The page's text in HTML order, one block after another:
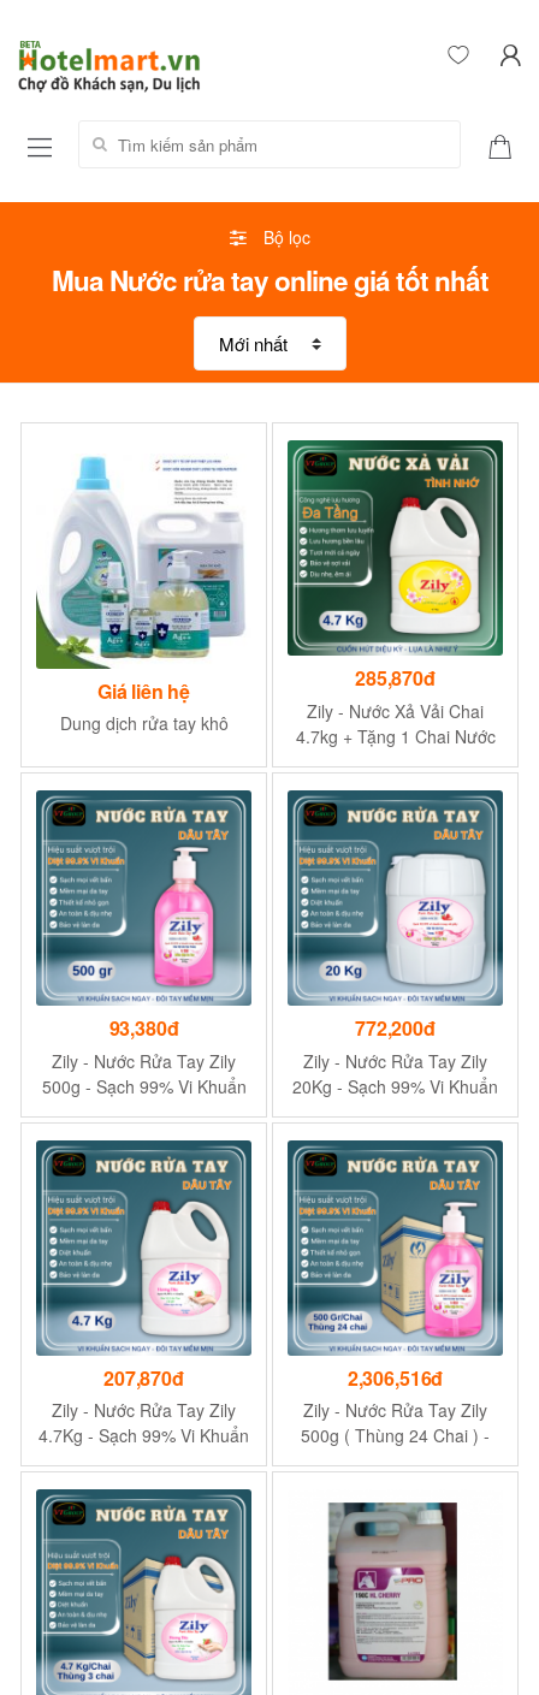
Tìm kiếm sản phẩm:
Bộ lọc
Mua Nước rửa tay online giá tốt nhất
Giá liên hệ
Dung dịch rửa tay khô
285,870đ
Zily - Nước Xả Vải Chai
4.7kg + Tặng 1 Chai Nước
Rửa Tay Zily 500g
93,380đ
Zily - Nước Rửa Tay Zily
500g - Sạch 99% Vi Khuẩn
772,200đ
Zily - Nước Rửa Tay Zily
20Kg - Sạch 99% Vi Khuẩn
- Tặng 1 Chai Nước Giặt
Zily 3.8Kg
207,870đ
Zily - Nước Rửa Tay Zily
4.7Kg - Sạch 99% Vi Khuẩn
- Tặng 1 Chai Lau Kính Zily
550g
2,306,516đ
Zily - Nước Rửa Tay Zily
500g ( Thùng 24 Chai ) -
Sạch 99% Vi Khuẩn - Tặng